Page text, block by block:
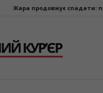
спадати: прогноз